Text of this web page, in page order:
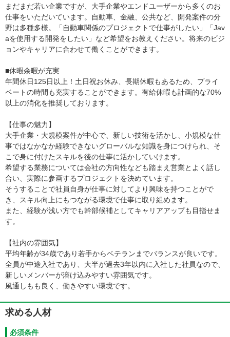
まだまだ若い企業ですが、大手企業やエンドユーザーから多くのお
仕事をいただいています。自動車、金融、公共など、開発案件の分
野は多種多様。「自動車関係のプロジェクトで仕事がしたい」「Jav
aを使用する開発をしたい」など希望をお教えください。将来のビジ
ョンやキャリアに合わせて働くことができます。
■休暇余暇が充実
年間休日125日以上！土日祝お休み、長期休暇もあるため、プライ
ベートの時間も充実することができます。有給休暇も計画的な70%
以上の消化を推奨しております。
【仕事の魅力】
大手企業・大規模案件が中心で、新しい技術を活かし、小規模な仕
事ではなかなか経験できないグローバルな知識を身につけられ、そ
こで身に付けたスキルを後の仕事に活かしていけます。
希望する業務については会社の方向性なども踏まえ営業とよく話し
合い、実際に参画するプロジェクトを決めています。
そうすることで社員自身が仕事に対してより興味を持つことがで
き、スキル向上にもつながる環境で仕事に取り組めます。
また、経験が浅い方でも幹部候補としてキャリアアップも目指せま
す。
【社内の雰囲気】
平均年齢が34歳であり若手からベテランまでバランスが良いです。
全員が中途入社であり、大半が過去3年以内に入社した社員なので、
新しいメンバーが溶け込みやすい雰囲気です。
風通しもも良く、働きやすい環境です。
求める人材
必須条件